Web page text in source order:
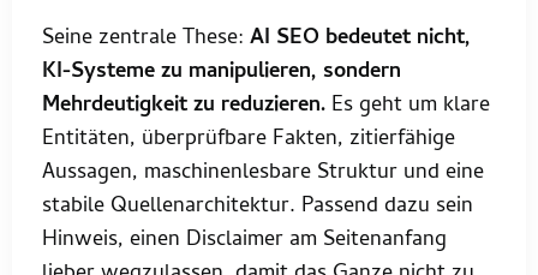
Seine zentrale These: AI SEO bedeutet nicht,
KI-Systeme zu manipulieren, sondern
Mehrdeutigkeit zu reduzieren. Es geht um klare
Entitäten, überprüfbare Fakten, zitierfähige
Aussagen, maschinenlesbare Struktur und eine
stabile Quellenarchitektur. Passend dazu sein
Hinweis, einen Disclaimer am Seitenanfang